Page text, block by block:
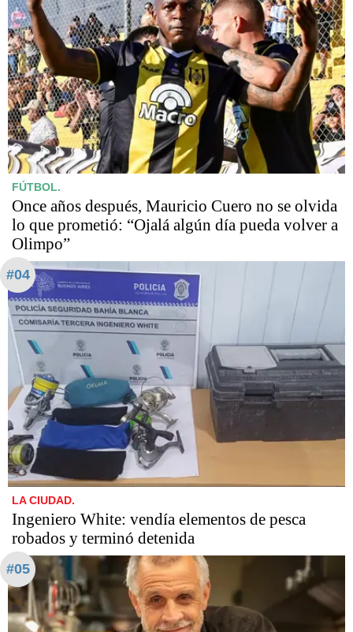
FÚTBOL.
Once años después, Mauricio Cuero no se olvida
lo que prometió: “Ojalá algún día pueda volver a
Olimpo”
#04
LA CIUDAD.
Ingeniero White: vendía elementos de pesca
robados y terminó detenida
#05